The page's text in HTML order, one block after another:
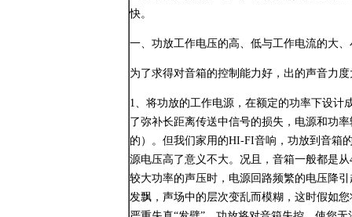
快。
一、功放工作电压的高、低与工作电流的大
为了求得对音箱的控制能力好，出的声音力
1、将功放的工作电源，在额定的功率下设计
了弥补长距离传送中信号的损失，电源和功
的）。但我们家用的HI-FI音响，功放到音箱
源电压高了意义不大。况且，音箱一般都是
较大功率的声压时，电源回路频繁的电压降
发飘，声场中的层次变乱而模糊，这时假如